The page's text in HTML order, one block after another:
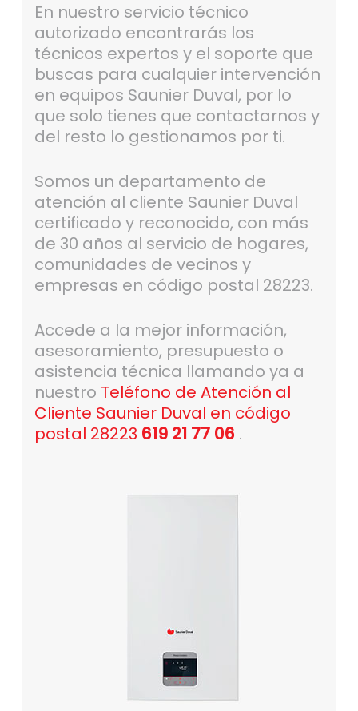
En nuestro servicio técnico
autorizado encontrarás los
técnicos expertos y el soporte que
buscas para cualquier intervención
en equipos Saunier Duval, por lo
que solo tienes que contactarnos y
del resto lo gestionamos por ti.
Somos un departamento de
atención al cliente Saunier Duval
certificado y reconocido, con más
de 30 años al servicio de hogares,
comunidades de vecinos y
empresas en código postal 28223.
Accede a la mejor información,
asesoramiento, presupuesto o
asistencia técnica llamando ya a
nuestro Teléfono de Atención al
Cliente Saunier Duval en código
postal 28223 619 21 77 06 .